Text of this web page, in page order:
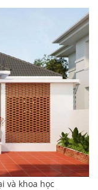
và khoa học